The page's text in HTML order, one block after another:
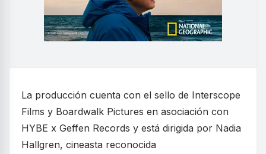
La producción cuenta con el sello de Interscope
Films y Boardwalk Pictures en asociación con
HYBE x Geffen Records y está dirigida por Nadia
Hallgren, cineasta reconocida